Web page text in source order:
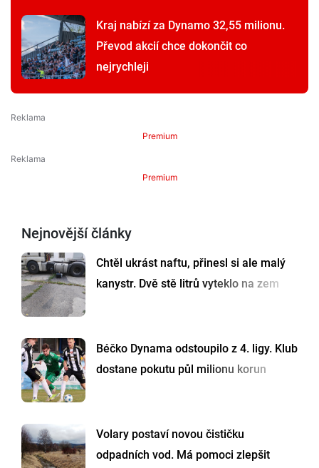
Kraj nabízí za Dynamo 32,55 milionu.
Převod akcií chce dokončit co
nejrychleji
Premium
Premium
Nejnovější články
Chtěl ukrást naftu, přinesl si ale malý
kanystr. Dvě stě litrů vyteklo na zem
Béčko Dynama odstoupilo z 4. ligy. Klub
dostane pokutu půl milionu korun
Volary postaví novou čističku
odpadních vod. Má pomoci zlepšit